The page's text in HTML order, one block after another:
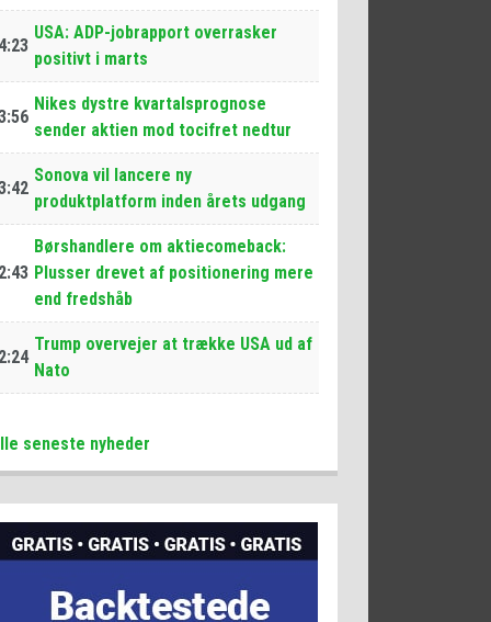
USA: ADP-jobrapport overrasker
positivt i marts
Nikes dystre kvartalsprognose
sender aktien mod tocifret nedtur
Sonova vil lancere ny
produktplatform inden årets udgang
Børshandlere om aktiecomeback:
Plusser drevet af positionering mere
end fredshåb
Trump overvejer at trække USA ud af
Nato
seneste nyheder